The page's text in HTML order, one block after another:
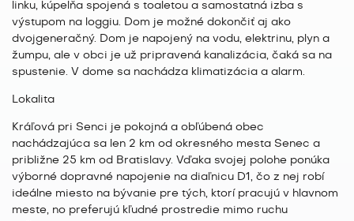
linku, kúpelňa spojená s toaletou a samostatná izba s
výstupom na loggiu. Dom je možné dokončiť aj ako
dvojgeneračný. Dom je napojený na vodu, elektrinu, plyn a
žumpu, ale v obci je už pripravená kanalizácia, čaká sa na
spustenie. V dome sa nachádza klimatizácia a alarm.
Lokalita
Kráľová pri Senci je pokojná a obľúbená obec
nachádzajúca sa len 2 km od okresného mesta Senec a
približne 25 km od Bratislavy. Vďaka svojej polohe ponúka
výborné dopravné napojenie na diaľnicu D1, čo z nej robí
ideálne miesto na bývanie pre tých, ktorí pracujú v hlavnom
meste, no preferujú kľudné prostredie mimo ruchu